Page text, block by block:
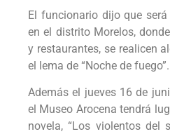
El funcionario dijo que
en el distrito Morelos,
y restaurantes, se realicen
el lema de “Noche de fuego”.
Además el jueves 16 de
el Museo Arocena tendrá
novela, “Los violentos del